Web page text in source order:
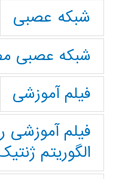
شبکه عصبی
شبکه عصبی
فیلم آموزشی
فیلم آموزشی
الگوریتم